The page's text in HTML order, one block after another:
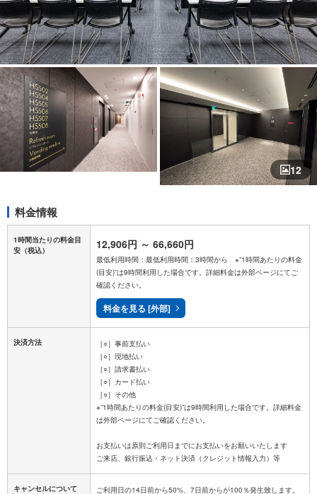
12
料金情報
1時間当たりの料金目
安 （税込） 12,906円 ～ 66,660円
最低利用時間：最低利用時間：3時間から ※”1時間あたりの料金
(目安)”は9時間利用した場合です。詳細料金は外部ページにてご
確認ください。
料金を見る [外部]
決済方法
［○］事前支払い
［○］現地払い
［○］請求書払い
［○］カード払い
［○］その他
※”1時間あたりの料金(目安)”は9時間利用した場合です。詳細料金
は外部ページにてご確認ください。
お支払いは原則ご利用日までにお支払いをお願いいたします
キャンセルについて
ご利用日の14日前から50%、7日前からが100％発生致します。